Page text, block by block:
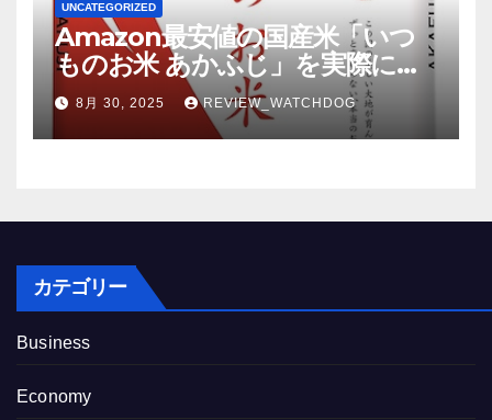
UNCATEGORIZED
Amazon最安値の国産米「いつ
ものお米 あかふじ」を実際に食
べてみた結果
8月 30, 2025 REVIEW_WATCHDOG
カテゴリー
Business
Economy